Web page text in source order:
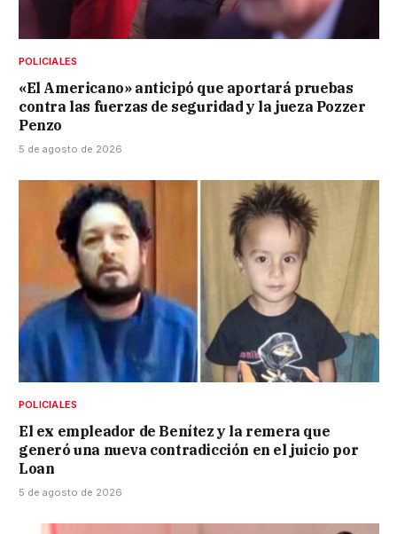
POLICIALES
«El Americano» anticipó que aportará pruebas
contra las fuerzas de seguridad y la jueza Pozzer
Penzo
5 de agosto de 2026
POLICIALES
El ex empleador de Benítez y la remera que
generó una nueva contradicción en el juicio por
Loan
5 de agosto de 2026